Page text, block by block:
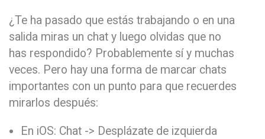
¿Te ha pasado que estás trabajando o en una
salida miras un chat y luego olvidas que no
has respondido? Probablemente sí y muchas
veces. Pero hay una forma de marcar chats
importantes con un punto para que recuerdes
mirarlos después:
En iOS: Chat -> Desplázate de izquierda